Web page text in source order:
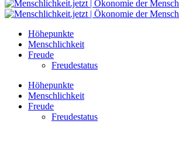
Höhepunkte
Menschlichkeit
Freude
Freudestatus
Höhepunkte
Menschlichkeit
Freude
Freudestatus